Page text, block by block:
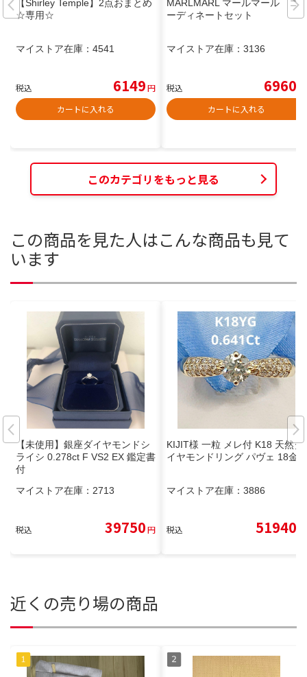
【Shirley Temple】2点おまとめ
☆専用☆
マイストア在庫： 4541
税込 6149円
カートに入れる
MARLMARL マールマール コ
ーディネートセット
マイストア在庫： 3136
税込 6960
カートに入れる
このカテゴリをもっと見る
この商品を見た人はこんな商品も見て
います
【未使用】銀座ダイヤモンドシ
ライシ 0.278ct F VS2 EX 鑑定書
付
マイストア在庫： 2713
税込 39750円
KIJIT様 一粒 メレ付 K18 天然ダ
イヤモンドリング パヴェ 18金
マイストア在庫： 3886
税込 51940
近くの売り場の商品